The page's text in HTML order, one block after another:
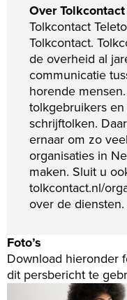
Over Tolkcontact
Tolkcontact
Tolkcontact.
de overheid al
communicatie
horende
tolkgebruikers
schrijftolken.
ernaar om zo
organisaties in
maken. Sluit u
tolkcontact.nl/
over de diensten.
Foto’s
Download hieronder
dit persbericht te